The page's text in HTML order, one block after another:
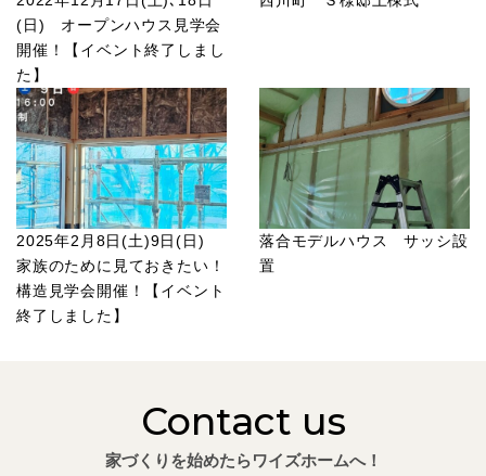
(日) オープンハウス見学会
開催！【イベント終了しまし
た】
2025年2月8日(土)9日(日)
家族のために見ておきたい！
構造見学会開催！【イベント
終了しました】
落合モデルハウス サッシ設
置
Contact us
家づくりを始めたらワイズホームへ！